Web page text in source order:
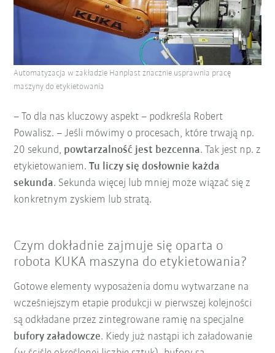
– To dla nas kluczowy aspekt – podkreśla Robert
Powalisz. – Jeśli mówimy o procesach, które trwają np.
20 sekund, powtarzalność jest bezcenna. Tak jest np. z
etykietowaniem.Tu liczy się dosłownie każda
sekunda. Sekunda więcej lub mniej może wiązać się z
konkretnym zyskiem lub stratą.
Automatyzacja w zakładzie Hanplast znacznie usprawnia pracę
maszyny do etykietowania
Czym dokładnie zajmuje się oparta o
robota KUKA maszyna do etykietowania?
Gotowe elementy wyposażenia domu wytwarzane na
wcześniejszym etapie produkcji w pierwszej kolejności
są odkładane przez zintegrowane ramię na specjalne
bufory załadowcze. Kiedy już nastąpi ich załadowanie